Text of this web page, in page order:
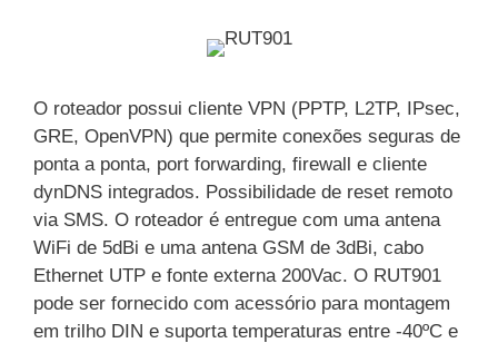
O roteador possui cliente VPN (PPTP, L2TP, IPsec,
GRE, OpenVPN) que permite conexões seguras de
ponta a ponta, port forwarding, firewall e cliente
dynDNS integrados. Possibilidade de reset remoto
via SMS. O roteador é entregue com uma antena
WiFi de 5dBi e uma antena GSM de 3dBi, cabo
Ethernet UTP e fonte externa 200Vac. O RUT901
pode ser fornecido com acessório para montagem
em trilho DIN e suporta temperaturas entre -40ºC e